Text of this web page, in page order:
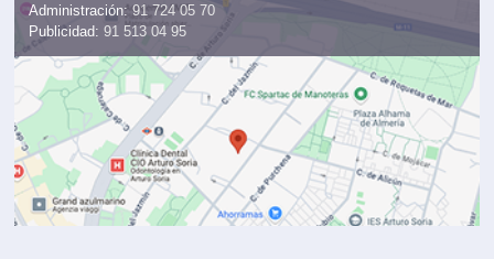
Administración: 91 724 05 70
Publicidad: 91 513 04 95